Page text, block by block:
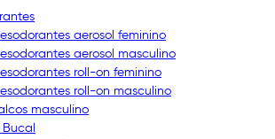
aerosol feminino
aerosol masculino
roll-on feminino
roll-on masculino
masculino